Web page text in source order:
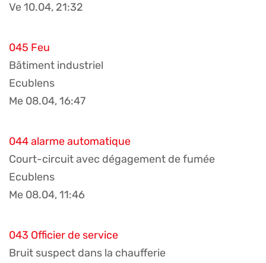
Ve 10.04, 21:32
045 Feu
Bâtiment industriel
Ecublens
Me 08.04, 16:47
044 alarme automatique
Court-circuit avec dégagement de fumée
Ecublens
Me 08.04, 11:46
043 Officier de service
Bruit suspect dans la chaufferie